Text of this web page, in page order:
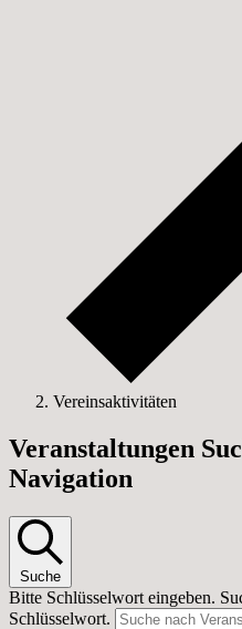
Vereinsaktivitäten
Veranstaltungen
Veranstaltungen
Navigation
Suche
Bitte Schlüsselwort eingeben.
Schlüsselwort.